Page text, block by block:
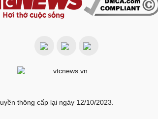
thông cấp lại ngày 12/10/2023.